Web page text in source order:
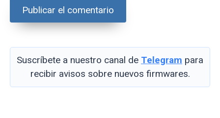
Suscríbete a nuestro canal de Telegram para
recibir avisos sobre nuevos firmwares.